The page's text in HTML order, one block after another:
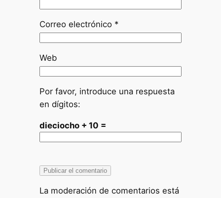
Correo electrónico *
Web
Por favor, introduce una respuesta
en dígitos:
dieciocho + 10 =
La moderación de comentarios está